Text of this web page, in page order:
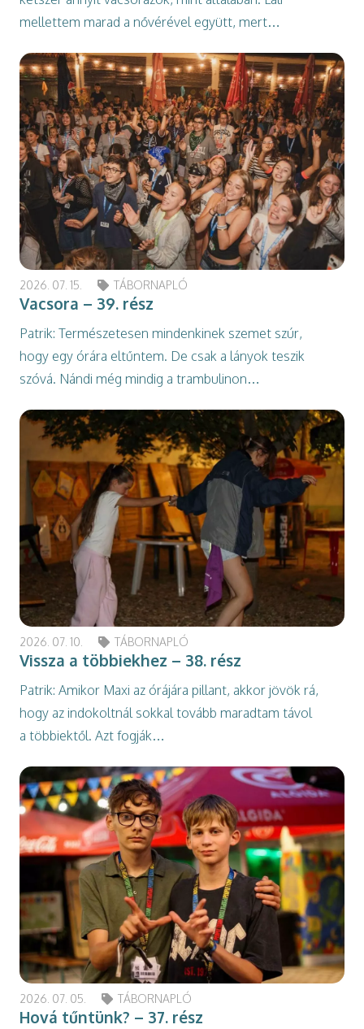
mellettem marad a nővérével együtt, mert…
2026. 07. 15. TÁBORNAPLÓ
Vacsora – 39. rész
Patrik: Természetesen mindenkinek szemet szúr,
hogy egy órára eltűntem. De csak a lányok teszik
szóvá. Nándi még mindig a trambulinon…
2026. 07. 10. TÁBORNAPLÓ
Vissza a többiekhez – 38. rész
Patrik: Amikor Maxi az órájára pillant, akkor jövök rá,
hogy az indokoltnál sokkal tovább maradtam távol
a többiektől. Azt fogják…
2026. 07. 05. TÁBORNAPLÓ
Hová tűntünk? – 37. rész